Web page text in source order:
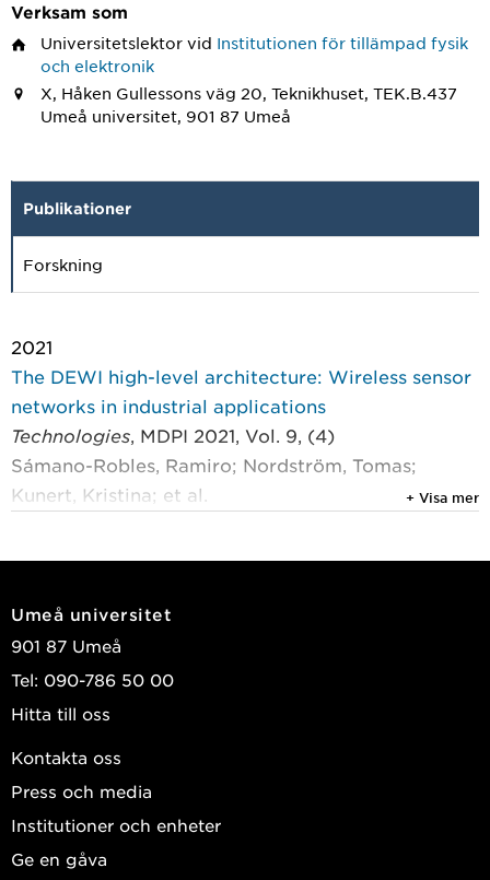
Verksam som
Universitetslektor vid Institutionen för tillämpad fysik
och elektronik
X, Håken Gullessons väg 20, Teknikhuset, TEK.B.437
Umeå universitet, 901 87 Umeå
Publikationer
Forskning
2021
The DEWI high-level architecture: Wireless sensor
networks in industrial applications
Technologies, MDPI 2021, Vol. 9, (4)
Sámano-Robles, Ramiro; Nordström, Tomas;
Kunert, Kristina; et al.
Mechatronics
Interaction and Media Technology Report Series
1/2020
Söderström, Ulrik; Freidovich, Leonid B.;
2019
On the Interference Management Between Non-
+ Visa mer
Umeå universitet
901 87 Umeå
Tel: 090-786 50 00
Hitta till oss
Kontakta oss
Press och media
Institutioner och enheter
Ge en gåva